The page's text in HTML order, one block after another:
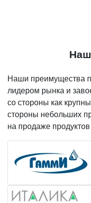
Наши преимущества
лидером рынка и
со стороны как
стороны небольших
на продаже